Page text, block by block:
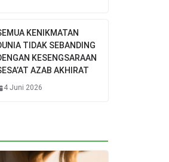
KENIKMATAN
TIDAK SEBANDING
KESENGSARAAN
AZAB AKHIRAT
4 Juni 2026